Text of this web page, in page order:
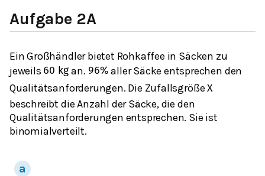
Aufgabe 2A
Ein Großhändler bietet Rohkaffee in Säcken zu
jeweils 60 kg an. 96% aller Säcke entsprechen den
Qualitätsanforderungen. Die ZufallsgrößeX
beschreibt die Anzahl der Säcke, die den
Qualitätsanforderungen entsprechen. Sie ist
binomialverteilt.